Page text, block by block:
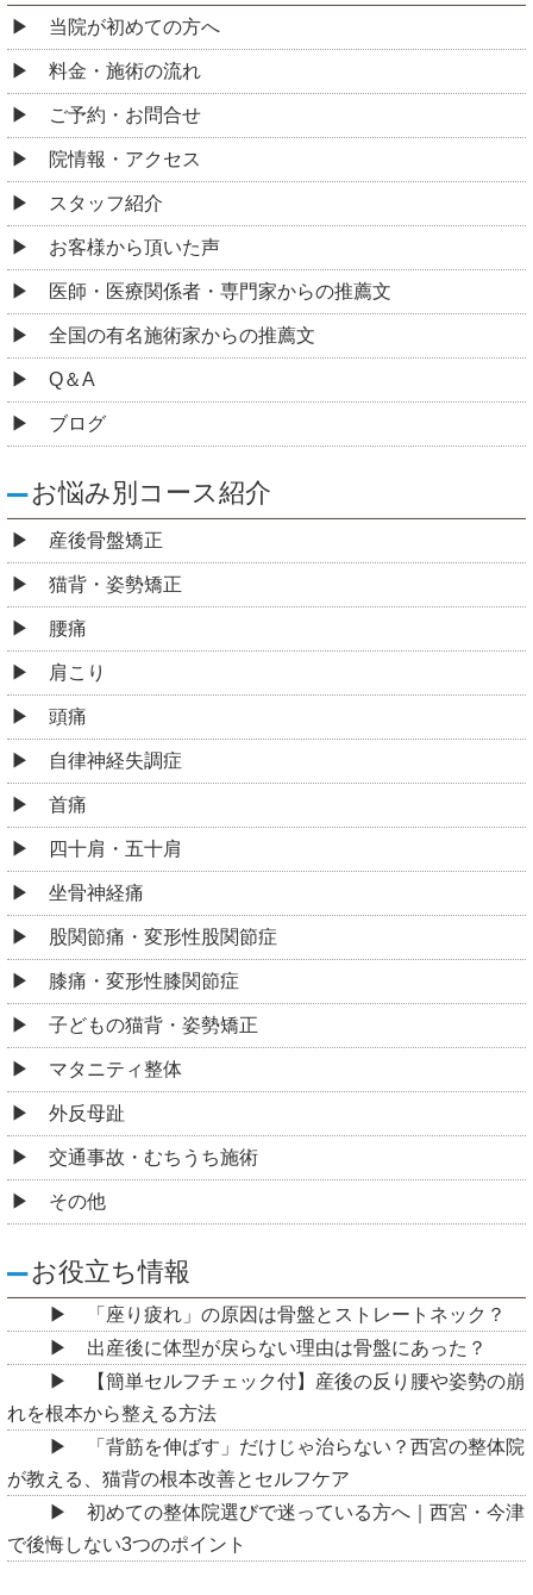
当院が初めての方へ
料金・施術の流れ
ご予約・お問合せ
院情報・アクセス
スタッフ紹介
お客様から頂いた声
医師・医療関係者・専門家からの推薦文
全国の有名施術家からの推薦文
Q＆A
ブログ
お悩み別コース紹介
産後骨盤矯正
猫背・姿勢矯正
腰痛
肩こり
頭痛
自律神経失調症
首痛
四十肩・五十肩
坐骨神経痛
股関節痛・変形性股関節症
膝痛・変形性膝関節症
子どもの猫背・姿勢矯正
マタニティ整体
外反母趾
交通事故・むちうち施術
その他
お役立ち情報
「座り疲れ」の原因は骨盤とストレートネック？
出産後に体型が戻らない理由は骨盤にあった？
【簡単セルフチェック付】産後の反り腰や姿勢の崩
れを根本から整える方法
「背筋を伸ばす」だけじゃ治らない？西宮の整体院
が教える、猫背の根本改善とセルフケア
初めての整体院選びで迷っている方へ｜西宮・今津
で後悔しない3つのポイント